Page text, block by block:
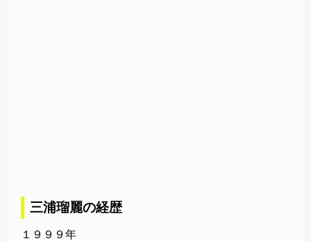
三浦瑠麗の経歴
１９９９年